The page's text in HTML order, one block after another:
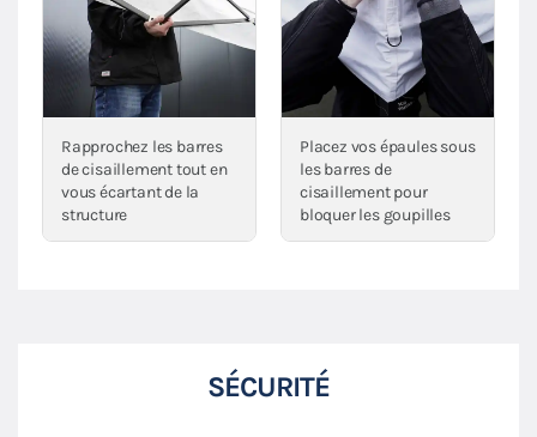
Rapprochez les barres
de cisaillement tout en
vous écartant de la
structure
Placez vos épaules sous
les barres de
cisaillement pour
bloquer les goupilles
SÉCURITÉ